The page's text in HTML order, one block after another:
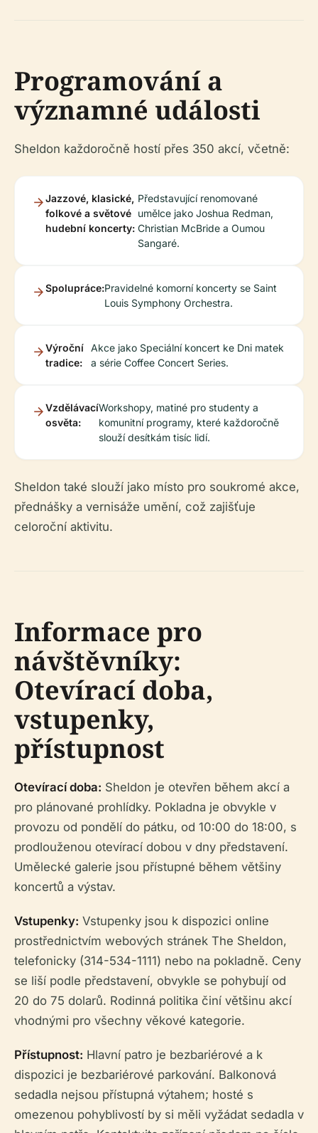
Programování a
významné události
Sheldon každoročně hostí přes 350 akcí, včetně:
Jazzové, klasické,
folkové a světové
hudební koncerty:
Představující renomované
umělce jako Joshua Redman,
Christian McBride a Oumou
Sangaré.
Spolupráce:Pravidelné komorní koncerty se Saint
Louis Symphony Orchestra.
Výroční
tradice:
Akce jako Speciální koncert ke Dni matek
a série Coffee Concert Series.
Vzdělávací
osvěta:
Workshopy, matiné pro studenty a
komunitní programy, které každoročně
slouží desítkám tisíc lidí.
Sheldon také slouží jako místo pro soukromé akce,
přednášky a vernisáže umění, což zajišťuje
celoroční aktivitu.
Informace pro
návštěvníky:
Otevírací doba,
vstupenky,
přístupnost
Otevírací doba: Sheldon je otevřen během akcí a
pro plánované prohlídky. Pokladna je obvykle v
provozu od pondělí do pátku, od 10:00 do 18:00, s
prodlouženou otevírací dobou v dny představení.
Umělecké galerie jsou přístupné během většiny
koncertů a výstav.
Vstupenky: Vstupenky jsou k dispozici online
prostřednictvím webových stránek The Sheldon,
telefonicky (314-534-1111) nebo na pokladně. Ceny
se liší podle představení, obvykle se pohybují od
20 do 75 dolarů. Rodinná politika činí většinu akcí
vhodnými pro všechny věkové kategorie.
Přístupnost: Hlavní patro je bezbariérové a k
dispozici je bezbariérové parkování. Balkonová
sedadla nejsou přístupná výtahem; hosté s
omezenou pohyblivostí by si měli vyžádat sedadla v